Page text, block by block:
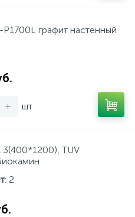
P1700L графит настенный
+ шт
3(400*1200), TUV
: 2